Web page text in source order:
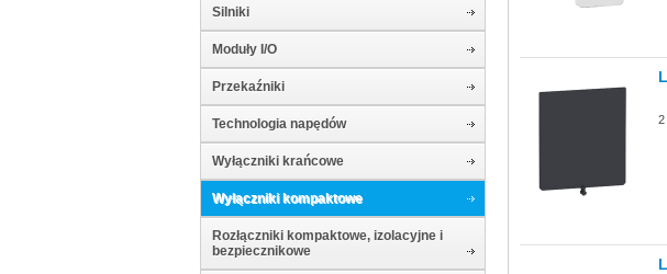
Silniki
Moduły I/O
Przekaźniki
Technologia napędów
Wyłączniki krańcowe
Wyłączniki kompaktowe
Rozłączniki kompaktowe, izolacyjne i
bezpiecznikowe
2